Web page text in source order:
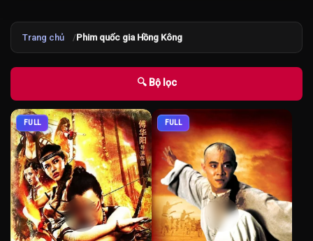
Trang chủ Phim quốc gia Hồng Kông
🔍 Bộ lọc
FULL FULL